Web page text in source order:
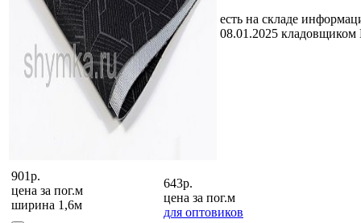
есть на складе
08.01.2025 кладовщиком
901р.
цена за пог.м
ширина 1,6м
643р.
цена за пог.м
для оптовиков